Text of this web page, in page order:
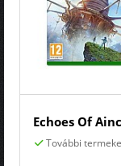
Echoes Of
További